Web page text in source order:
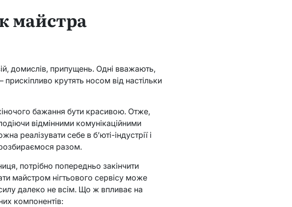
майстра
домислів, припущень. Одні вважають,
крутять носом від настільки
бажання бути красивою. Отже,
відмінними комунікаційними
реалізувати себе в б’юті-індустрії і
разом.
потрібно попередньо закінчити
майстром нігтьового сервісу може
далеко не всім. Що ж впливає на
компонентів: